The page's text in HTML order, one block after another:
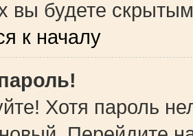
вы будете
к началу
Хотя пароль